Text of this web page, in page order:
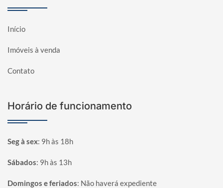
Início
Imóveis à venda
Contato
Horário de funcionamento
Seg à sex: 9h às 18h
Sábados: 9h às 13h
Domingos e feriados: Não haverá expediente